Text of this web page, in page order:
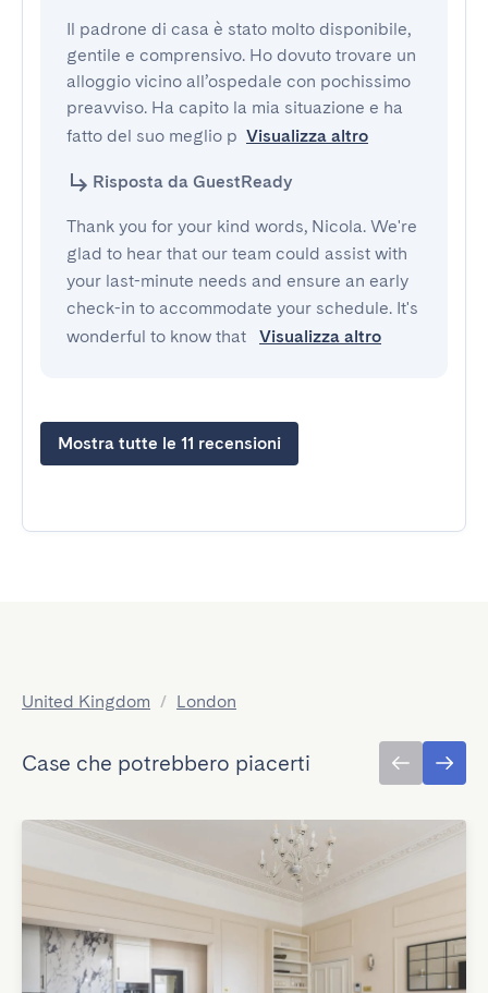
Il padrone di casa è stato molto disponibile,
gentile e comprensivo. Ho dovuto trovare un
alloggio vicino all’ospedale con pochissimo
preavviso. Ha capito la mia situazione e ha
fatto del suo meglio p Visualizza altro
Risposta da GuestReady
Thank you for your kind words, Nicola. We're
glad to hear that our team could assist with
your last-minute needs and ensure an early
check-in to accommodate your schedule. It's
wonderful to know that
Visualizza altro
Mostra tutte le 11 recensioni
United Kingdom / London
Case che potrebbero piacerti